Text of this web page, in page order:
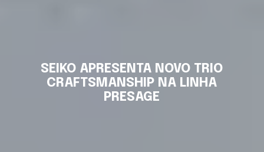
SEIKO APRESENTA NOVO TRIO
CRAFTSMANSHIP NA LINHA
PRESAGE